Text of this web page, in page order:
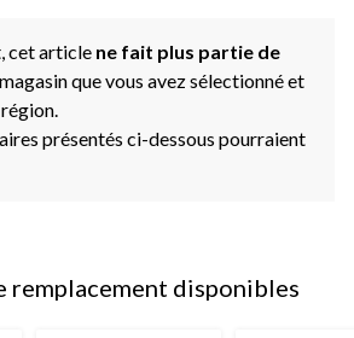
cet article ne fait plus partie de
que vous avez sélectionné et
présentés ci-dessous pourraient
remplacement disponibles